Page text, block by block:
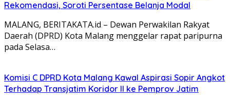
Rekomendasi, Soroti Persentase Belanja Modal
MALANG, BERITAKATA.id – Dewan Perwakilan Rakyat
Daerah (DPRD) Kota Malang menggelar rapat paripurna
pada Selasa…
Komisi C DPRD Kota Malang Kawal Aspirasi Sopir Angkot
Terhadap Transjatim Koridor II ke Pemprov Jatim